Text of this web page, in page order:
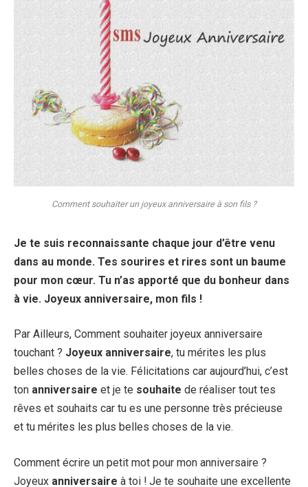
Comment souhaiter un joyeux anniversaire à son fils ?
Je te suis reconnaissante chaque jour d’être venu
dans au monde. Tes sourires et rires sont un baume
pour mon cœur. Tu n’as apporté que du bonheur dans
à vie. Joyeux anniversaire, mon fils !
Par Ailleurs, Comment souhaiter joyeux anniversaire
touchant ? Joyeux anniversaire, tu mérites les plus
belles choses de la vie. Félicitations car aujourd’hui, c’est
ton anniversaire et je te souhaite de réaliser tout tes
rêves et souhaits car tu es une personne très précieuse
et tu mérites les plus belles choses de la vie.
Comment écrire un petit mot pour mon anniversaire ?
Joyeux anniversaire à toi ! Je te souhaite une excellente